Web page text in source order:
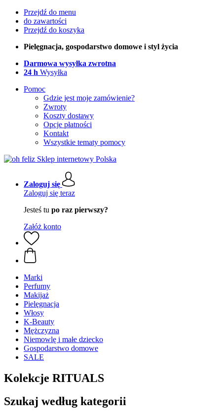
Przejdź do menu
do zawartości
Przejdź do koszyka
Pielęgnacja, gospodarstwo domowe i styl życia
Darmowa wysyłka zwrotna
24 h Wysyłka
Pomoc
Gdzie jest moje zamówienie?
Zwroty
Koszty dostawy
Opcje płatności
Kontakt
Wszystkie tematy pomocy
Zaloguj się
Zaloguj się teraz
Jesteś tu po raz pierwszy?
Załóż konto
Marki
Perfumy
Makijaż
Pielęgnacja
Włosy
K-Beauty
Mężczyzna
Niemowlę i małe dziecko
Gospodarstwo domowe
SALE
Kolekcje RITUALS
Szukaj według kategorii